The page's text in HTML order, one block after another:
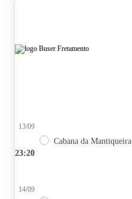
23:20
13/09
Cabana da Mantiqueira
14/09